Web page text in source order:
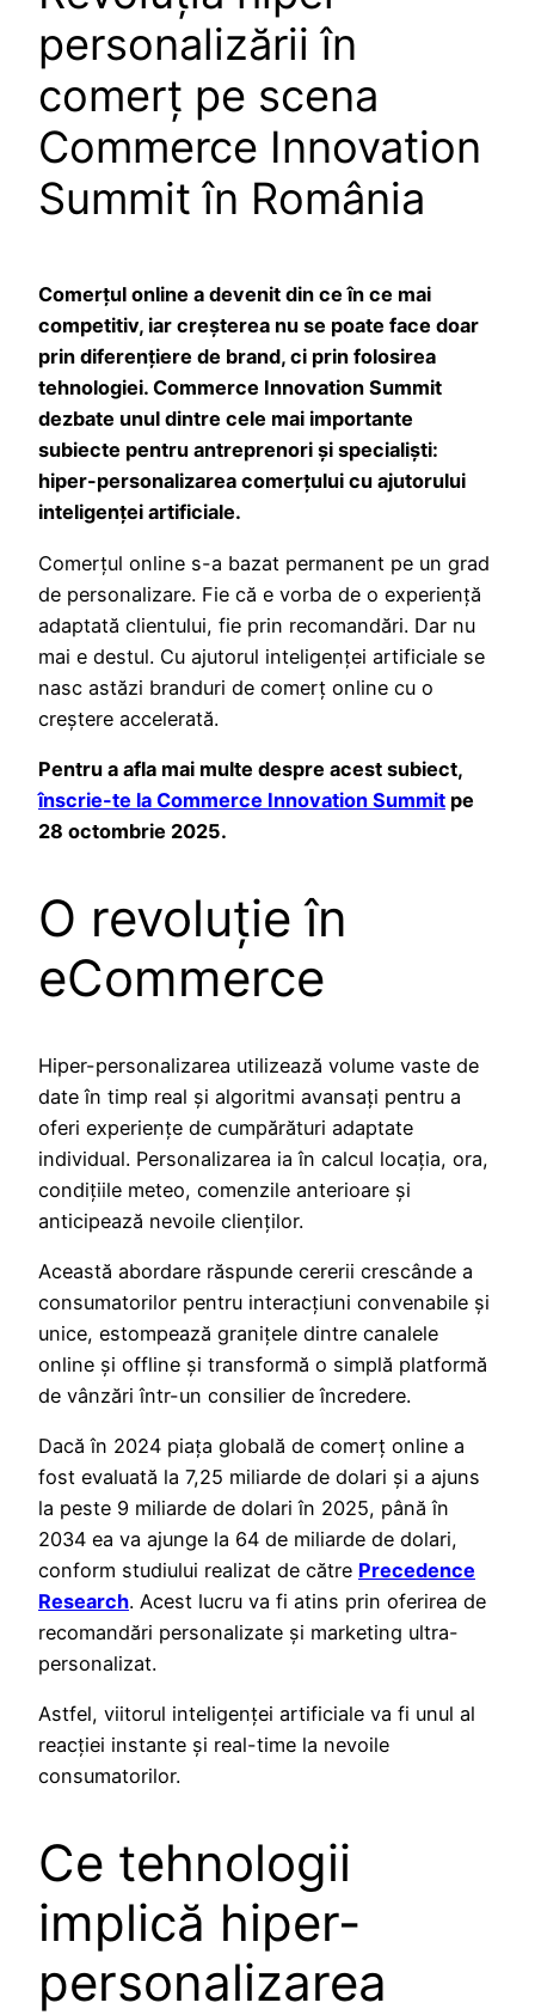
personalizării în
comerț pe scena
Commerce Innovation
Summit în România
Comerțul online a devenit din ce în ce mai
competitiv, iar creșterea nu se poate face doar
prin diferențiere de brand, ci prin folosirea
tehnologiei. Commerce Innovation Summit
dezbate unul dintre cele mai importante
subiecte pentru antreprenori și specialiști:
hiper-personalizarea comerțului cu ajutorului
inteligenței artificiale.
Comerțul online s-a bazat permanent pe un grad
de personalizare. Fie că e vorba de o experiență
adaptată clientului, fie prin recomandări. Dar nu
mai e destul. Cu ajutorul inteligenței artificiale se
nasc astăzi branduri de comerț online cu o
creștere accelerată.
Pentru a afla mai multe despre acest subiect,
înscrie-te la Commerce Innovation Summit pe
28 octombrie 2025.
O revoluție în
eCommerce
Hiper-personalizarea utilizează volume vaste de
date în timp real și algoritmi avansați pentru a
oferi experiențe de cumpărături adaptate
individual. Personalizarea ia în calcul locația, ora,
condițiile meteo, comenzile anterioare și
anticipează nevoile clienților.
Această abordare răspunde cererii crescânde a
consumatorilor pentru interacțiuni convenabile și
unice, estompează granițele dintre canalele
online și offline și transformă o simplă platformă
de vânzări într-un consilier de încredere.
Dacă în 2024 piața globală de comerț online a
fost evaluată la 7,25 miliarde de dolari și a ajuns
la peste 9 miliarde de dolari în 2025, până în
2034 ea va ajunge la 64 de miliarde de dolari,
conform studiului realizat de către Precedence
Research. Acest lucru va fi atins prin oferirea de
recomandări personalizate și marketing ultra-
personalizat.
Astfel, viitorul inteligenței artificiale va fi unul al
reacției instante și real-time la nevoile
consumatorilor.
Ce tehnologii
implică hiper-
personalizarea